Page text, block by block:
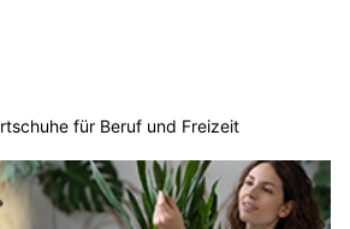
für Beruf und Freizeit